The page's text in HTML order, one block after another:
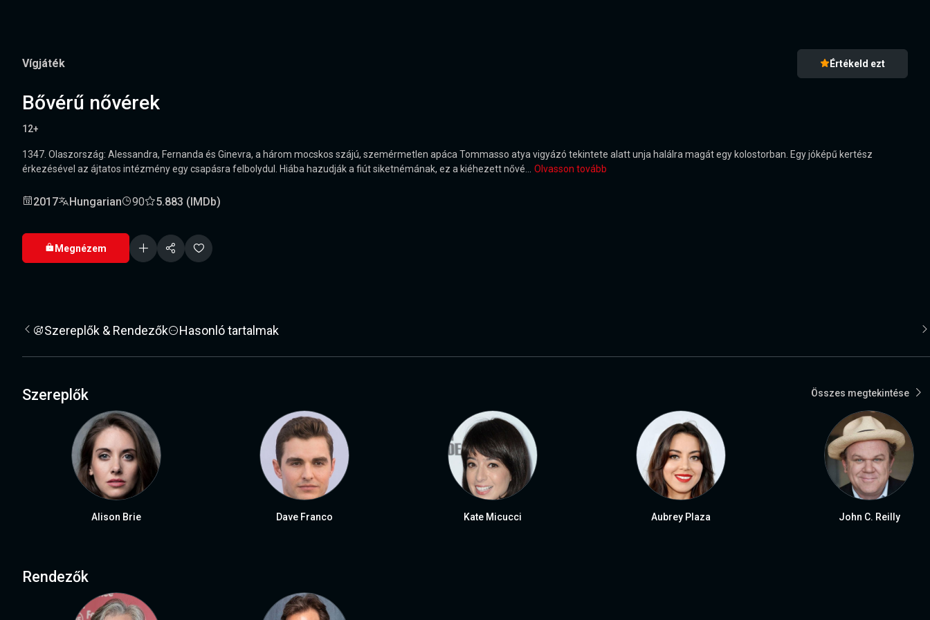
Vígjáték Értékeld ezt
Bővérű nővérek
12+
1347. Olaszország: Alessandra, Fernanda és Ginevra, a három mocskos szájú, szemérmetlen apáca Tommasso atya vigyázó tekintete alatt unja halálra magát egy kolostorban. Egy jóképű kertész
érkezésével az ájtatos intézmény egy csapásra felbolydul. Hiába hazudják a fiút siketnémának, ez a kiéhezett nővé... Olvasson tovább
2017 Hungarian 90 5.883 (IMDb)
Megnézem
Szereplők & Rendezők Hasonló tartalmak
Szereplők Összes megtekintése
Alison Brie Dave Franco Kate Micucci Aubrey Plaza John C. Reilly
Rendezők